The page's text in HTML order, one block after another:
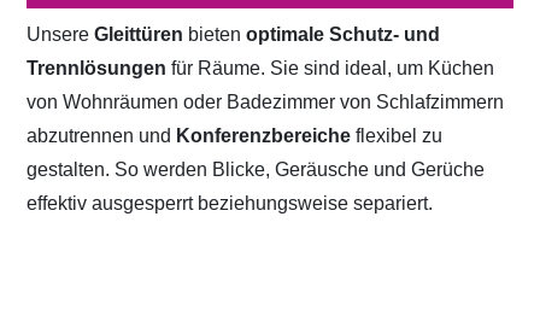
UnsereGleittüren bietenoptimale Schutz- und
Trennlösungen für Räume. Sie sind ideal, um Küchen
von Wohnräumen oder Badezimmer von Schlafzimmern
abzutrennen und Konferenzbereicheflexibel zu
gestalten. So werden Blicke, Geräusche und Gerüche
effektiv ausgesperrt beziehungsweise separiert.